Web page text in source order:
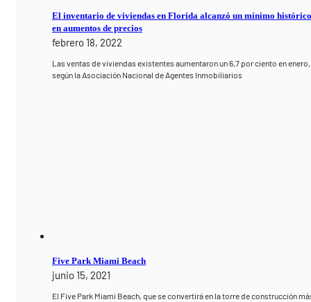
El inventario de viviendas en Florida alcanzó un mínimo
en aumentos de precios
febrero 18, 2022
Las ventas de viviendas existentes aumentaron un 6,7 por ciento en enero,
según la Asociación Nacional de Agentes Inmobiliarios
Five Park Miami Beach
junio 15, 2021
El Five Park Miami Beach, que se convertirá en la torre de construcción